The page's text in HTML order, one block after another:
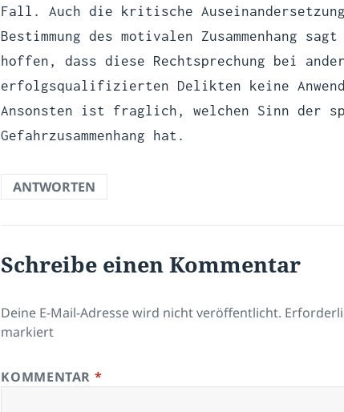
Fall. Auch die kritische
Bestimmung des motivalen Zusammenhang
hoffen, dass diese Rechtsprechung bei
erfolgsqualifizierten Delikten keine
Ansonsten ist fraglich, welchen Sinn der
Gefahrzusammenhang hat.
ANTWORTEN
Schreibe einen Kommentar
Deine E-Mail-Adresse wird nicht veröffentlicht.
markiert
KOMMENTAR *